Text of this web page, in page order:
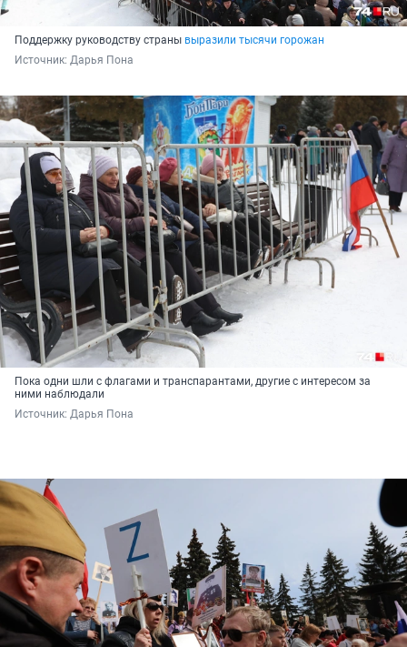
Поддержку руководству страны выразили тысячи горожан
Источник: Дарья Пона
Пока одни шли с флагами и транспарантами, другие с интересом за
ними наблюдали
Источник: Дарья Пона